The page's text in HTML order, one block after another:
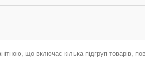
що включає кілька підгруп товарів,